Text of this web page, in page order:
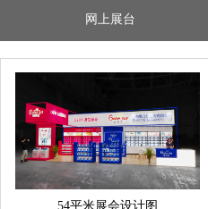
网上展台
54平米展会设计图